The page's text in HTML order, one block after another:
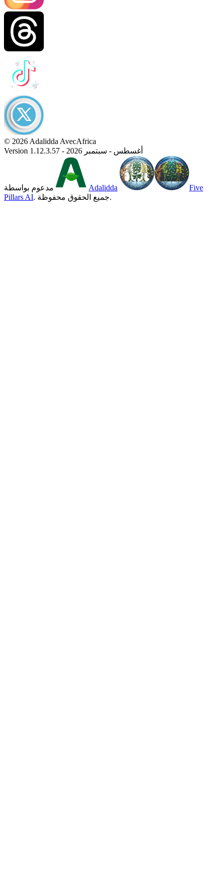
© 2026 Adalidda AvecAfrica
Version 1.12.3.57 - أغسطس - سبتمبر 2026
مدعوم بواسطة Adalidda
Five
Pillars AI
. جميع الحقوق محفوظة.